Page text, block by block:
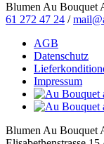
Blumen Au Bouquet
61 272 47 24 /
AGB
Datenschutz
Impressum
Blumen Au Bouquet